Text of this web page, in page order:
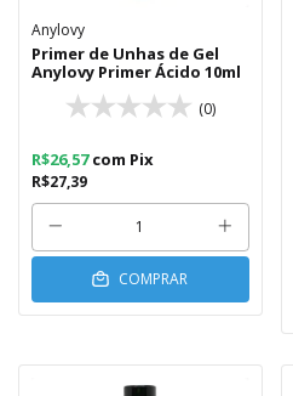
Anylovy
Primer de Unhas de Gel
Anylovy Primer Ácido 10ml
(0)
R$27,39
R$26,57com Pix
COMPRAR